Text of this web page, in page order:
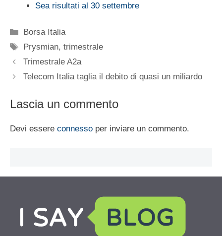
Sea risultati al 30 settembre
Categorie
Borsa Italia
Tag
Prysmian,trimestrale
Trimestrale A2a
Telecom Italia taglia il debito di quasi un miliardo
Lascia un commento
Devi essere connesso per inviare un commento.